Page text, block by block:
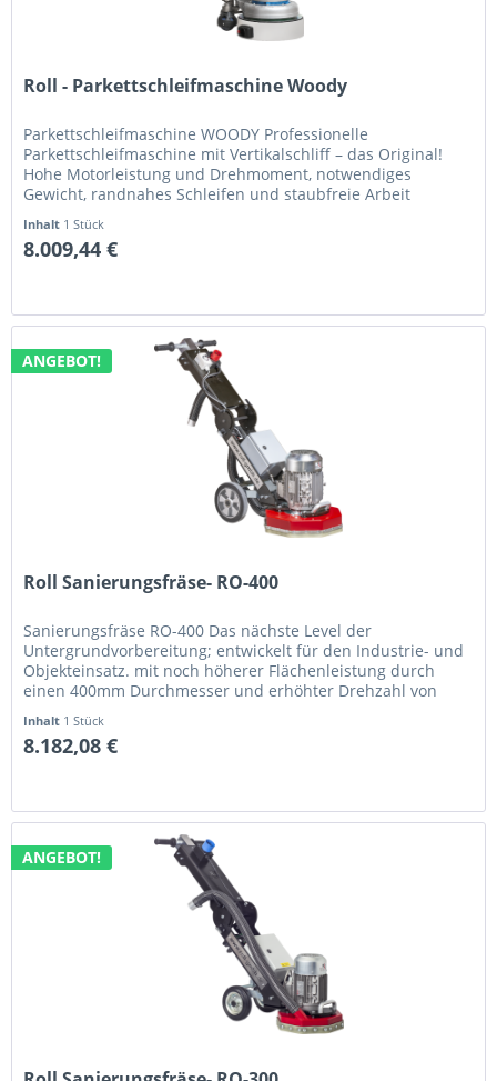
Roll - Parkettschleifmaschine Woody
Parkettschleifmaschine WOODY Professionelle
Parkettschleifmaschine mit Vertikalschliff – das Original!
Hohe Motorleistung und Drehmoment, notwendiges
Gewicht, randnahes Schleifen und staubfreie Arbeit
Inhalt 1 Stück
8.009,44 €
ANGEBOT!
Roll Sanierungsfräse- RO-400
Sanierungsfräse RO-400 Das nächste Level der
Untergrundvorbereitung; entwickelt für den Industrie- und
Objekteinsatz. mit noch höherer Flächenleistung durch
einen 400mm Durchmesser und erhöhter Drehzahl von
Inhalt 1 Stück
8.182,08 €
ANGEBOT!